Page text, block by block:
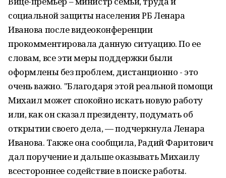
социальной защиты населения РБ Ленара
Иванова после видеоконференции
прокомментировала данную ситуацию. По ее
словам, все эти меры поддержки были
оформлены без проблем, дистанционно - это
очень важно. "Благодаря этой реальной помощи
Михаил может спокойно искать новую работу
или, как он сказал президенту, подумать об
открытии своего дела, — подчеркнула Ленара
Иванова. Также она сообщила, Радий Фаритович
дал поручение и дальше оказывать Михаилу
всестороннее содействие в поиске работы.